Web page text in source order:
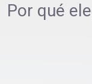
Por qué